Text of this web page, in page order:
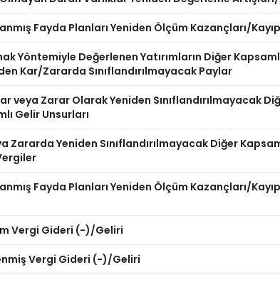
Fayda Planları Yeniden Ölçüm Kazançları/
Yöntemiyle Değerlenen Yatırımların Diğer
Kar/Zararda Sınıflandırılmayacak Paylar
veya Zarar Olarak Yeniden Sınıflandırılmayacak
Gelir Unsurları
Zararda Yeniden Sınıflandırılmayacak Diğer
Fayda Planları Yeniden Ölçüm Kazançları/
Vergi Gideri (-)/Geliri
Vergi Gideri (-)/Geliri